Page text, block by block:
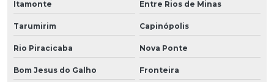
Itamonte Entre Rios de Minas
Tarumirim Capinópolis
Rio Piracicaba Nova Ponte
Bom Jesus do Galho Fronteira